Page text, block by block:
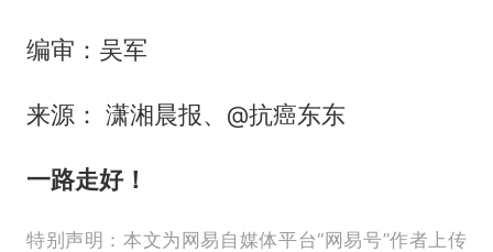
编审：吴军
来源： 潇湘晨报、@抗癌东东
一路走好！
特别声明：本文为网易自媒体平台“网易号”作者上传